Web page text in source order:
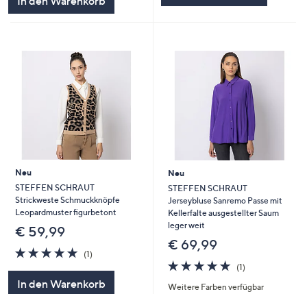
Neu
STEFFEN SCHRAUT
Strickweste Schmuckknöpfe
Leopardmuster figurbetont
€ 59,99
5.0
von
(1)1
In den Warenkorb
Neu
STEFFEN SCHRAUT
Jerseybluse Sanremo Passe mit
Kellerfalte ausgestellter Saum
leger weit
€ 69,99
5.0
von
5
(1)1
Weitere Farben verfügbar